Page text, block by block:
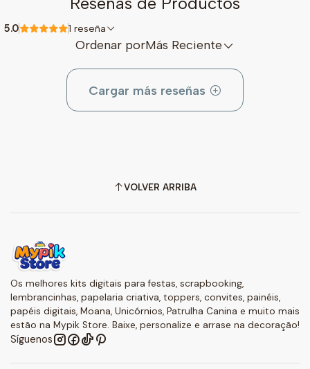
5.0 1 reseña
Ordenar porMás Reciente
Cargar más reseñas
VOLVER ARRIBA
Os melhores kits digitais para festas, scrapbooking,
lembrancinhas, papelaria criativa, toppers, convites, painéis,
papéis digitais, Moana, Unicórnios, Patrulha Canina e muito mais
estão na Mypik Store. Baixe, personalize e arrase na decoração!
Síguenos